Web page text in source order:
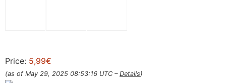
Price: 5,99€
(as of May 29, 2025 08:53:16 UTC – Details)